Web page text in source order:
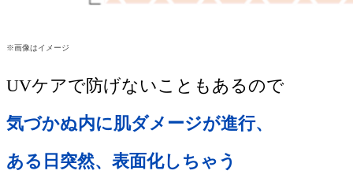
※画像はイメージ
UVケアで防げないこともあるので
気づかぬ内に肌ダメージが進行、
ある日突然、表面化しちゃう